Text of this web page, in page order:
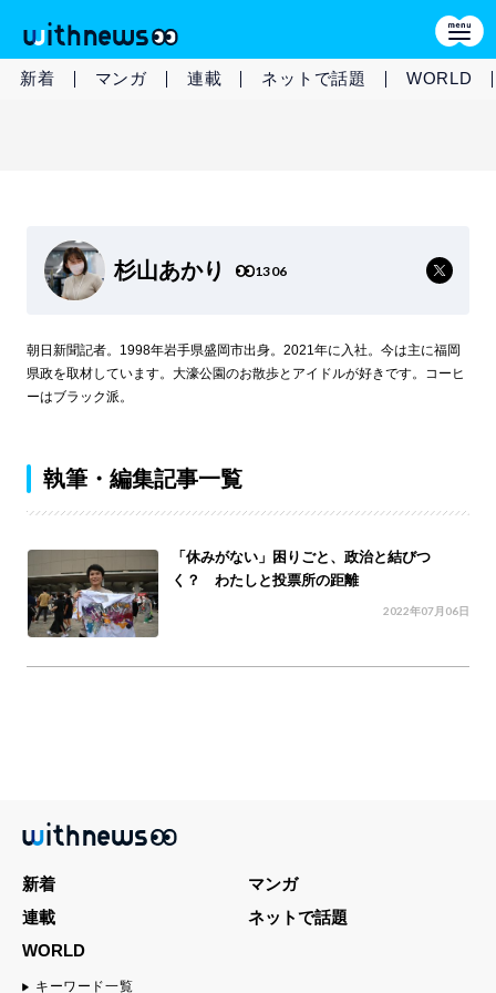
新着 マンガ 連載 ネットで話題 WORLD
杉山あかり 1306
朝日新聞記者。1998年岩手県盛岡市出身。2021年に入社。今は主に福岡
県政を取材しています。大濠公園のお散歩とアイドルが好きです。コーヒ
ーはブラック派。
執筆・編集記事一覧
「休みがない」困りごと、政治と結びつ
く？ わたしと投票所の距離
2022年07月06日
新着
マンガ
連載
ネットで話題
WORLD
キーワード一覧